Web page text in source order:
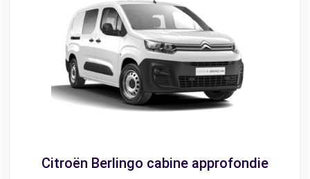
Citroën Berlingo cabine approfondie